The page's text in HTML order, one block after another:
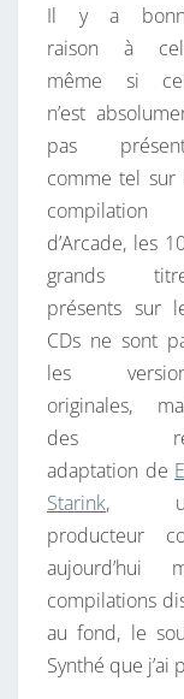
Il y a
raison à
même si
n’est
pas
comme tel sur
compilation
d’Arcade, les
grands
présents sur
CDs ne sont
les
originales,
des
adaptation de
Starink,
producteur
aujourd’hui
compilations
au fond, le
Synthé que j’ai